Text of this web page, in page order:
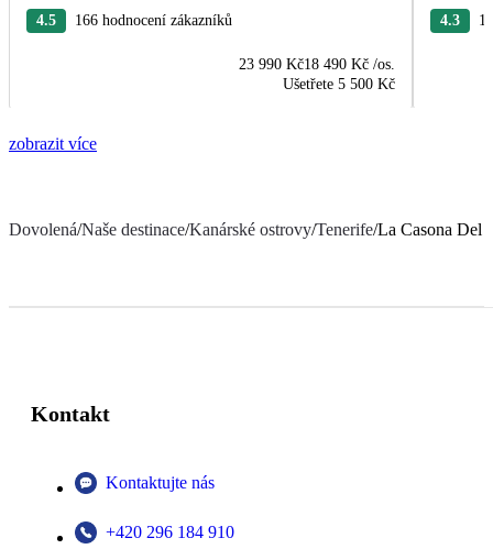
4.5 166 hodnocení zákazníků
23 990 Kč18 490 Kč /os.
Ušetřete 5 500 Kč
4.3
zobrazit více
Dovolená/Naše destinace/Kanárské ostrovy/Tenerife/La Casona Del
Kontakt
Kontaktujte nás
+420 296 184 910